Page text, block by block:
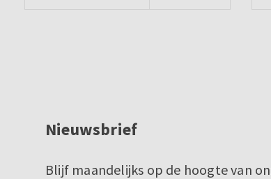
Nieuwsbrief
Blijf maandelijks op de hoogte van